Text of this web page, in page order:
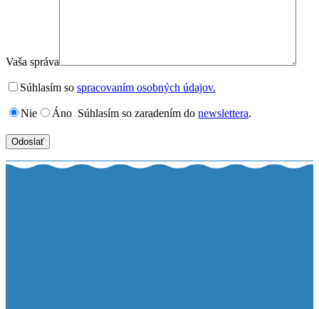
Vaša správa
Súhlasím so spracovaním osobných údajov.
Nie Áno Súhlasím so zaradením do newslettera.